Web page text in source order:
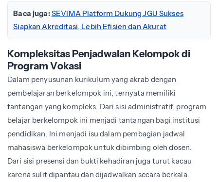
Baca juga:SEVIMA Platform Dukung JGU Sukses
Siapkan Akreditasi, Lebih Efisien dan Akurat
Kompleksitas Penjadwalan Kelompok di
Program Vokasi
Dalam penyusunan kurikulum yang akrab dengan
pembelajaran berkelompok ini, ternyata memiliki
tantangan yang kompleks. Dari sisi administratif, program
belajar berkelompok ini menjadi tantangan bagi institusi
pendidikan. Ini menjadi isu dalam pembagian jadwal
mahasiswa berkelompok untuk dibimbing oleh dosen.
Dari sisi presensi dan bukti kehadiran juga turut kacau
karena sulit dipantau dan dijadwalkan secara berkala.